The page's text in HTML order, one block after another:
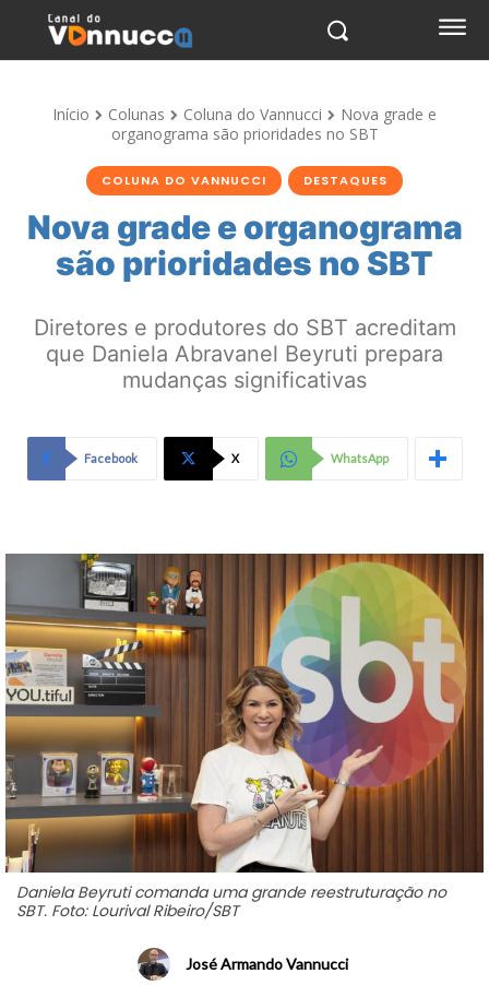
Início Colunas Coluna do Vannucci
Nova grade e
organograma são prioridades no SBT
COLUNA DO VANNUCCI DESTAQUES
Nova grade e organograma
são prioridades no SBT
Diretores e produtores do SBT acreditam
que Daniela Abravanel Beyruti prepara
mudanças significativas
Facebook X WhatsApp
Daniela Beyruti comanda uma grande reestruturação no
SBT. Foto: Lourival Ribeiro/SBT
José Armando Vannucci